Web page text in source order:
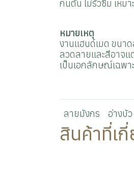
ก้นตัน ไม่รั่วซึม เหม
หมายเหตุ
งานแฮนด์เมด ขนา
ลวดลายและสีอาจแ
เป็นเอกลักษณ์เฉพา
ลายมังกร อ่างบัว
สินค้าที่เ